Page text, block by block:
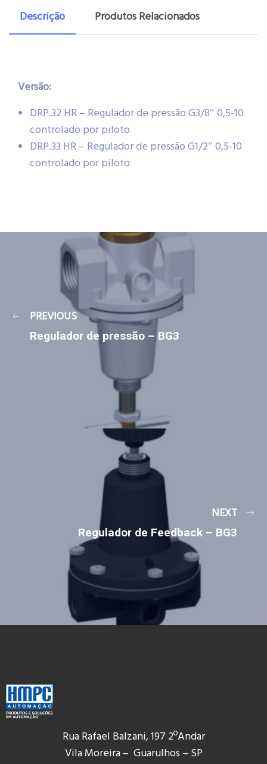
Descrição Produtos Relacionados
Versão:
DRP.32 HR – Regulador de pressão G3/8″ 0,5-10
controlado por piloto
DRP.33 HR – Regulador de pressão G1/2″ 0,5-10
controlado por piloto
PREVIOUS
Regulador de pressão – BG3
NEXT
Regulador de Feedback – BG3
Rua Rafael Balzani, 197 2ºAndar
Vila Moreira – Guarulhos – SP